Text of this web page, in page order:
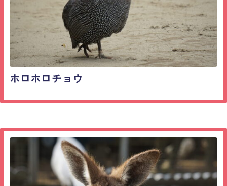
ホロホロチョウ